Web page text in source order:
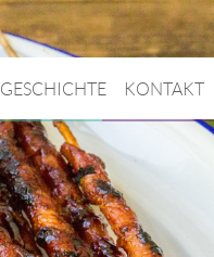
GESCHICHTE KONTAKT